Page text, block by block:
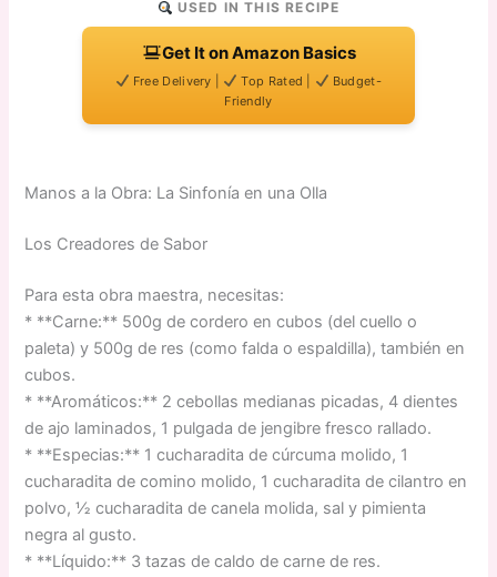
USED IN THIS RECIPE
Get It on Amazon Basics
Free Delivery | Top Rated |
Budget-
Friendly
Manos a la Obra: La Sinfonía en una Olla
Los Creadores de Sabor
Para esta obra maestra, necesitas:
* **Carne:** 500g de cordero en cubos (del cuello o
paleta) y 500g de res (como falda o espaldilla), también en
cubos.
* **Aromáticos:** 2 cebollas medianas picadas, 4 dientes
de ajo laminados, 1 pulgada de jengibre fresco rallado.
* **Especias:** 1 cucharadita de cúrcuma molido, 1
cucharadita de comino molido, 1 cucharadita de cilantro en
polvo, ½ cucharadita de canela molida, sal y pimienta
negra al gusto.
* **Líquido:** 3 tazas de caldo de carne de res.